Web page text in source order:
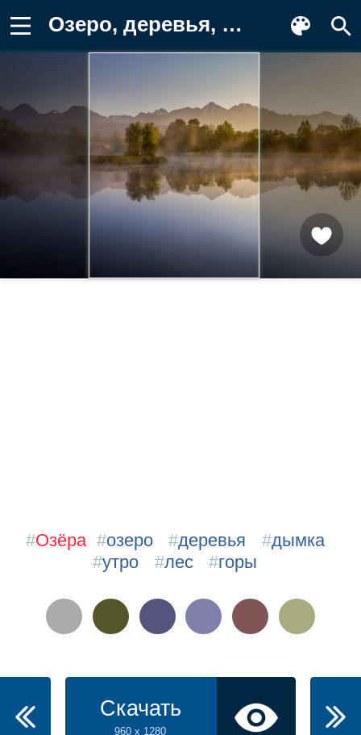
Озеро, деревья, дымка, утро, лес, горы Картинка для телефона
#Озёра #озеро #деревья #дымка
#утро #лес #горы
Скачать
960 x 1280